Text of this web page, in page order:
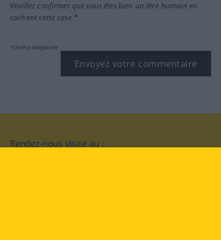
Veuillez confirmer que vous êtes bien un être humain en
cochant cette case.*
*Champ obligatoire
Envoyez votre commentaire
Rendez-nous visite au :